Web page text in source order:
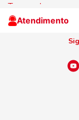
Nosso Cartão
Televendas
Termos de uso
Centro de
Atendimento